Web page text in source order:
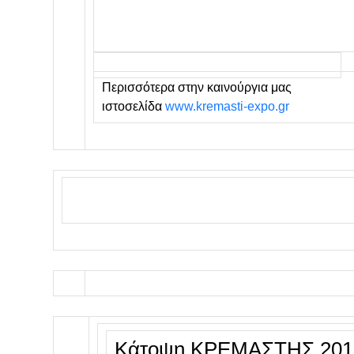
Περισσότερα στην καινούργια μας
ιστοσελίδα www.kremasti-expo.gr
Κάτοψη ΚΡΕΜΑΣΤΗΣ